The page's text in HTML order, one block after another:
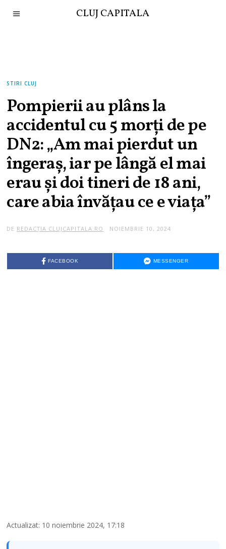
CLUJ CAPITALA
STIRI CLUJ
Pompierii au plâns la
accidentul cu 5 morți de pe
DN2: „Am mai pierdut un
îngeraș, iar pe lângă el mai
erau și doi tineri de 18 ani,
care abia învățau ce e viața”
DE REDACȚIA CLUJCAPITALA.RO NOIEMBRIE 10, 2024
FACEBOOK MESSENGER
Actualizat: 10 noiembrie 2024, 17:18